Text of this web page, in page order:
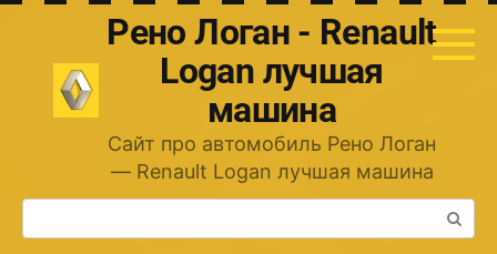
Перейти
Рено Логан - Renault
Logan лучшая
машина
Сайт про автомобиль Рено Логан
— Renault Logan лучшая машина
Поиск: